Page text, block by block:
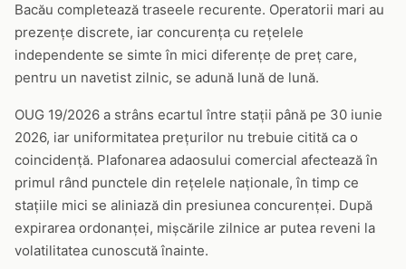
Bacău completează traseele recurente. Operatorii mari au
prezențe discrete, iar concurența cu rețelele
independente se simte în mici diferențe de preț care,
pentru un navetist zilnic, se adună lună de lună.
OUG 19/2026 a strâns ecartul între stații până pe 30 iunie
2026, iar uniformitatea prețurilor nu trebuie citită ca o
coincidență. Plafonarea adaosului comercial afectează în
primul rând punctele din rețelele naționale, în timp ce
stațiile mici se aliniază din presiunea concurenței. După
expirarea ordonanței, mișcările zilnice ar putea reveni la
volatilitatea cunoscută înainte.